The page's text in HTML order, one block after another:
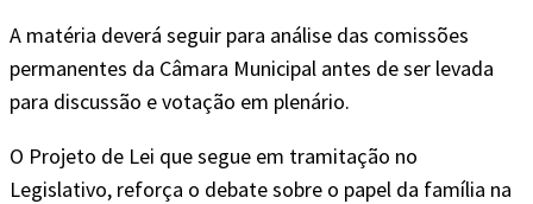
A matéria deverá seguir para análise das comissões
permanentes da Câmara Municipal antes de ser levada
para discussão e votação em plenário.
O Projeto de Lei que segue em tramitação no
Legislativo, reforça o debate sobre o papel da família na